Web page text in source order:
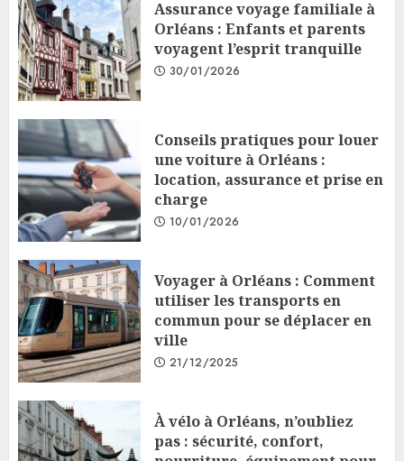
Assurance voyage familiale à
Orléans : Enfants et parents
voyagent l’esprit tranquille
30/01/2026
Conseils pratiques pour louer
une voiture à Orléans :
location, assurance et prise en
charge
10/01/2026
Voyager à Orléans : Comment
utiliser les transports en
commun pour se déplacer en
ville
21/12/2025
À vélo à Orléans, n’oubliez
pas : sécurité, confort,